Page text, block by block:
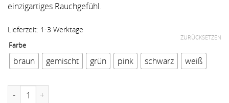
einzigartiges Rauchgefühl.
Lieferzeit: 1-3 Werktage
Farbe
braun gemischt grün pink schwarz weiß
ZURÜCKSETZEN
Kailar Aktivkohlefilter mit Cellulose Slim 65er Menge